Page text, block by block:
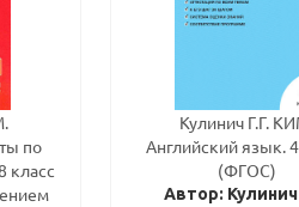
по
класс
Кулинич Г.Г.
Английский язык.
(ФГОС)
Автор: Кулинич